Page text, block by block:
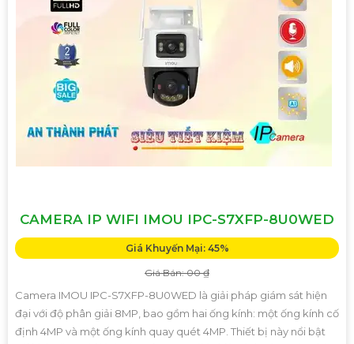
CAMERA IP WIFI IMOU IPC-S7XFP-8U0WED
Giá Khuyến Mại: 45%
Giá Bán: 00 ₫
Camera IMOU IPC-S7XFP-8U0WED là giải pháp giám sát hiện
đại với độ phân giải 8MP, bao gồm hai ống kính: một ống kính cố
định 4MP và một ống kính quay quét 4MP. Thiết bị này nổi bật